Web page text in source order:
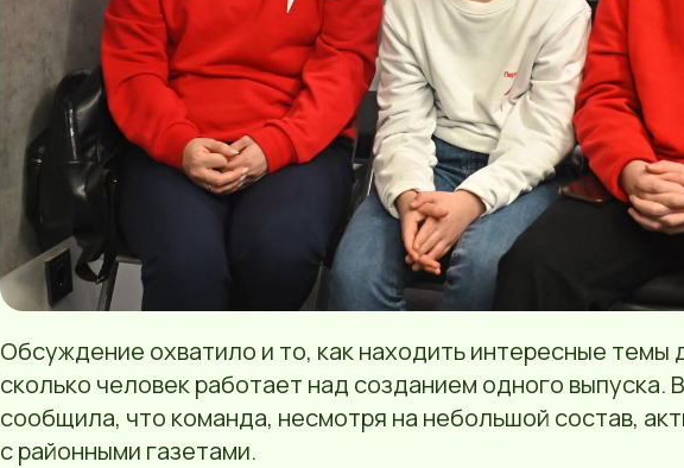
Обсуждение охватило и то, как находить интересные темы
сколько человек работает над созданием одного выпуска.
сообщила, что команда, несмотря на небольшой состав,
с районными газетами.